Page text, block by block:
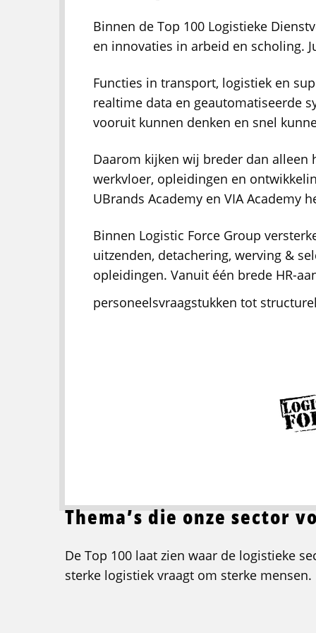
Binnen de Top 100 Logistieke
en innovaties in arbeid en scholing.
Functies in transport, logistiek en
realtime data en geautomatiseerde
vooruit kunnen denken en snel
Daarom kijken wij breder dan alleen
werkvloer, opleidingen en
UBrands Academy en VIA Academy
Binnen Logistic Force Group
uitzenden, detachering, werving &
opleidingen. Vanuit één brede HR-
personeelsvraagstukken tot
Thema’s die onze sector
De Top 100 laat zien waar de logistieke
sterke logistiek vraagt om sterke mensen.